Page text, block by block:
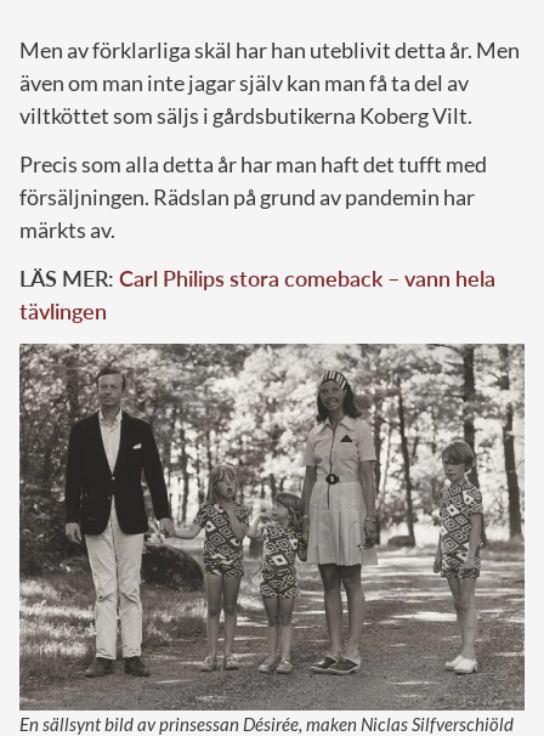
Men av förklarliga skäl har han uteblivit detta år. Men
även om man inte jagar själv kan man få ta del av
viltköttet som säljs i gårdsbutikerna Koberg Vilt.
Precis som alla detta år har man haft det tufft med
försäljningen. Rädslan på grund av pandemin har
märkts av.
LÄS MER: Carl Philips stora comeback – vann hela
tävlingen
En sällsynt bild av prinsessan Désirée, maken Niclas Silfverschiöld